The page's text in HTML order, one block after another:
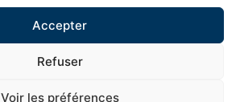
Accepter
Refuser
Voir les préférences